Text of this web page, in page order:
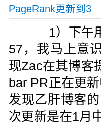
PageRank更新到3
1）下午用
57，我马上意
现Zac在其博客
bar PR正在更
发现乙肝博客
次更新是在1月